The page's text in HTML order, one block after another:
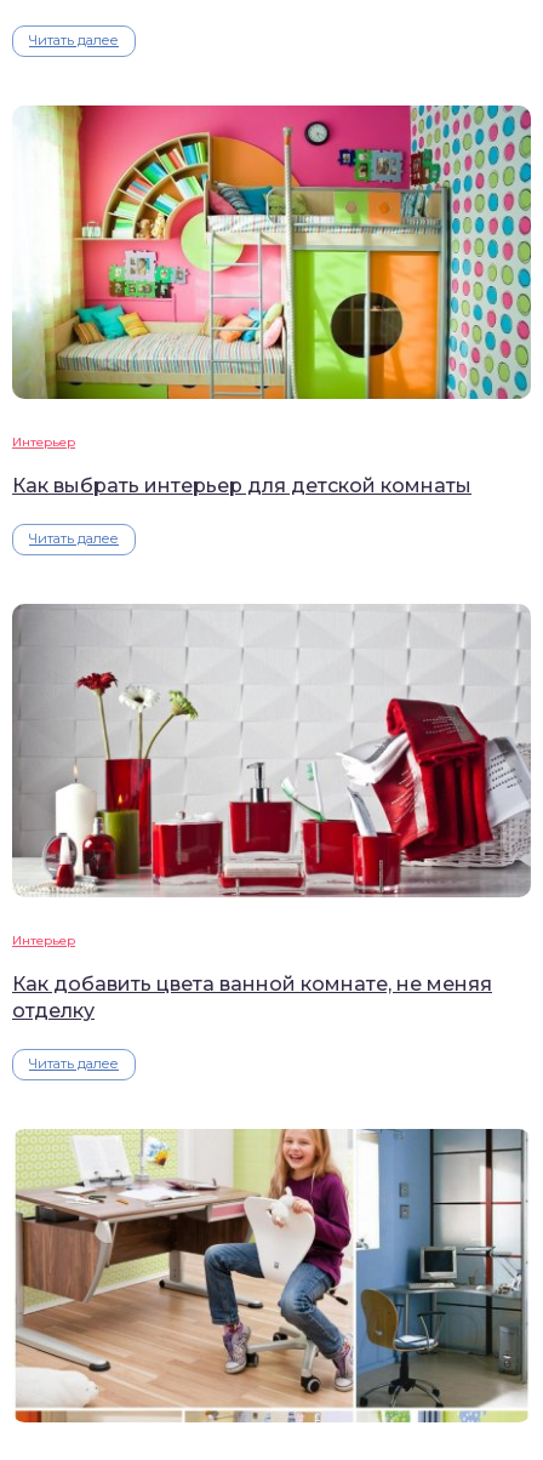
Читать далее
Интерьер
Как выбрать интерьер для детской комнаты
Читать далее
Интерьер
Как добавить цвета ванной комнате, не меняя
отделку
Читать далее